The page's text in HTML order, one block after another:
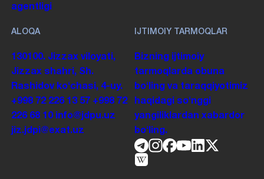
agentligi
ALOQA
130100. Jizzax viloyati,
Jizzax shahri, Sh.
Rashidov koʻchasi, 4-uy.
+998 72 226 13 57 +998 72
226 68 10 info@jdpu.uz
jiz.jdpi@exat.uz
IJTIMOIY TARMOQLAR
Bizning ijtimoiy
tarmoqlarda obuna
boʻling va taraqqiyotimiz
haqidagi soʻnggi
yangiliklardan xabardor
boʻling.